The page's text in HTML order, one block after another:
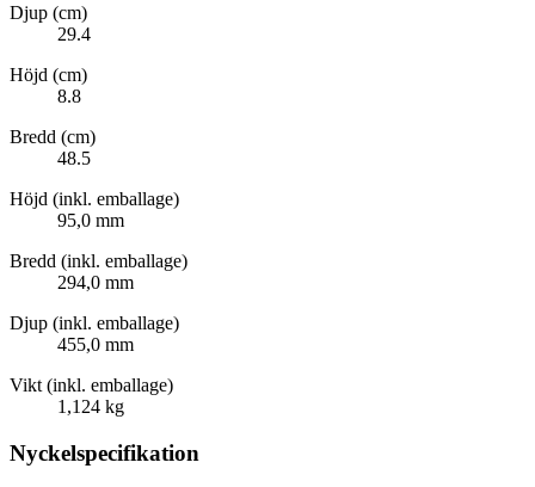
Djup (cm)
29.4
Höjd (cm)
8.8
Bredd (cm)
48.5
Höjd (inkl. emballage)
95,0 mm
Bredd (inkl. emballage)
294,0 mm
Djup (inkl. emballage)
455,0 mm
Vikt (inkl. emballage)
1,124 kg
Nyckelspecifikation